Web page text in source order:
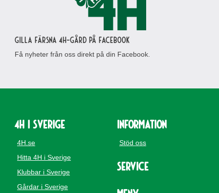
Gilla Färsna 4H-gård på Facebook
Få nyheter från oss direkt på din Facebook.
4H i Sverige
4H.se
Hitta 4H i Sverige
Klubbar i Sverige
Gårdar i Sverige
Information
Stöd oss
Service